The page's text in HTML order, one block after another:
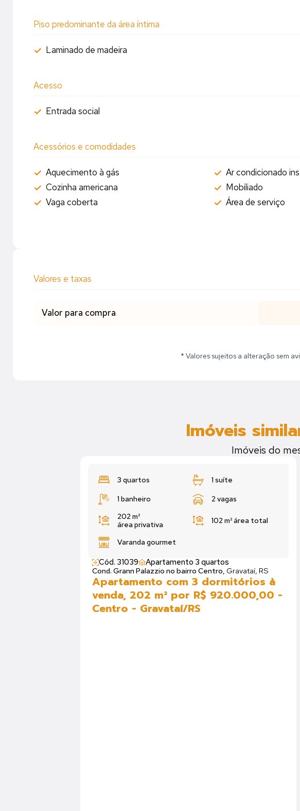
Piso predominante da área íntima
Laminado de madeira
Acesso
Entrada social
Acessórios e comodidades
Aquecimento à gás
Ar condicionado
Cozinha americana
Mobiliado
Vaga coberta
Área de serviço
Valores e taxas
Valor para compra
* Valores sujeitos a alteração sem
Imóveis
Imóveis do
3 quartos 1 suíte
1 banheiro
2 vagas
202 m²
área privativa
102 m²área total
Varanda gourmet
Cód. 31039 Apartamento 3 quartos
Cond. Grann Palazzio no bairro Centro, Gravataí, RS
Apartamento com 3 dormitórios à
venda, 202 m² por R$ 920.000,00 -
Centro - Gravataí/RS